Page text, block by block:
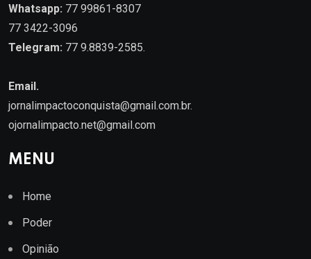
Whatsapp: 77 99861-8307
77 3422-3096
Telegram: 77 9.8839-2585.
Email.
jornalimpactoconquista@gmail.com.br.
ojornalimpacto.net@gmail.com
MENU
Home
Poder
Opinião